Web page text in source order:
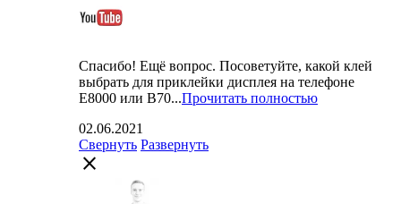
Спасибо! Ещё вопрос. Посоветуйте, какой клей
выбрать для приклейки дисплея на телефоне
Е8000 или В70...Прочитать полностью
02.06.2021
Свернуть Развернуть
close